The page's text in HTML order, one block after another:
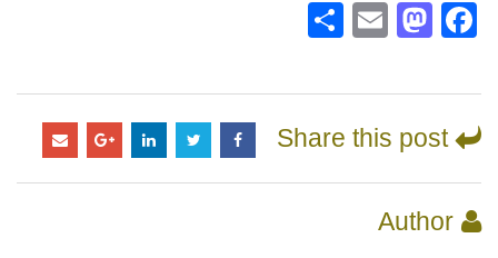
Facebook
Mastodon
Email
Share this post
Author